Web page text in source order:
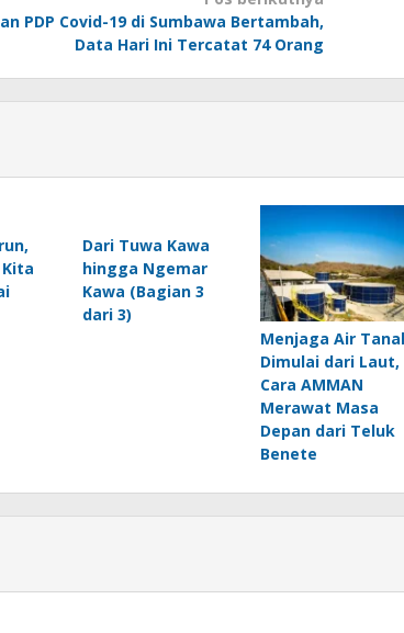
PDP Covid-19 di Sumbawa Bertambah,
Data Hari Ini Tercatat 74 Orang
Dari Tuwa Kawa
hingga Ngemar
Kawa (Bagian 3
dari 3)
Menjaga Air
Dimulai dari Laut,
Cara AMMAN
Merawat Masa
Depan dari Teluk
Benete